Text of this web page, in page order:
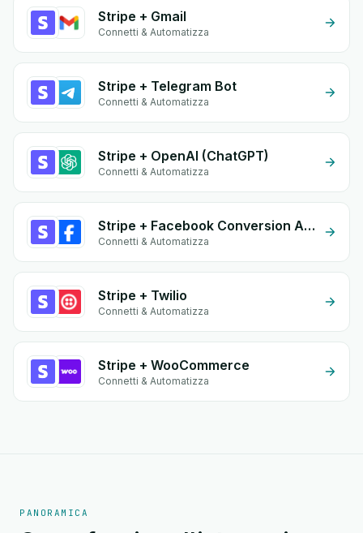
Stripe + Gmail
Connetti & Automatizza
Stripe + Telegram Bot
Connetti & Automatizza
Stripe + OpenAI (ChatGPT)
Connetti & Automatizza
Stripe + Facebook Conversion API (CAPI)
Connetti & Automatizza
Stripe + Twilio
Connetti & Automatizza
Stripe + WooCommerce
Connetti & Automatizza
PANORAMICA